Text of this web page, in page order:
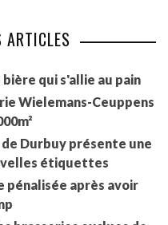
ARTICLES
qui s'allie au pain
Wielemans-Ceuppens
Durbuy présente une
étiquettes
pénalisée après avoir